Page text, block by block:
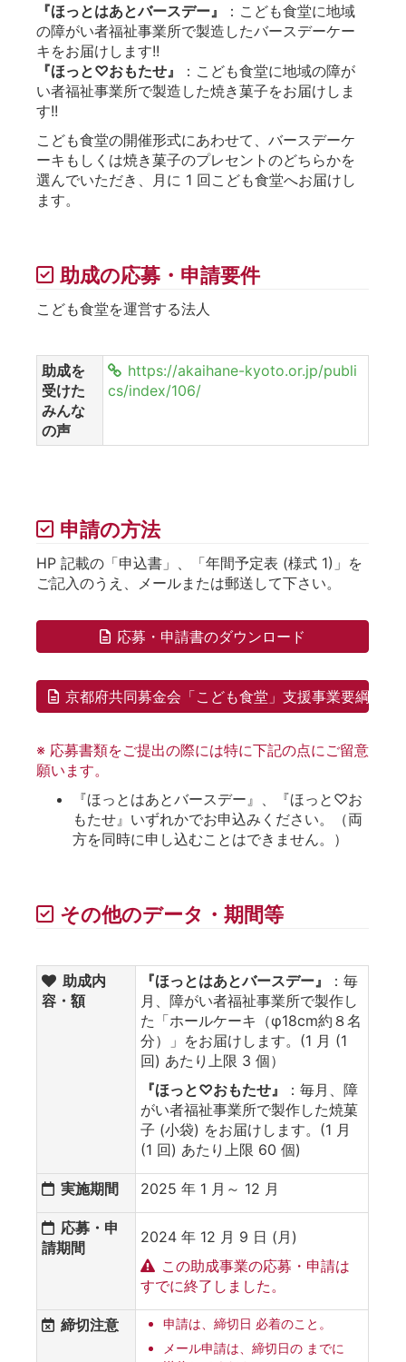
『ほっとはあとバースデー』
：こども食堂に地域
の障がい者福祉事業所で製造したバースデーケー
キをお届けします!!
『ほっと♡おもたせ』
：こども食堂に地域の障が
い者福祉事業所で製造した焼き菓子をお届けしま
す!!
こども食堂の開催形式にあわせて、バースデーケ
ーキもしくは焼き菓子のプレセントのどちらかを
選んでいただき、月に 1 回こども食堂へお届けし
ます。
助成の応募・申請要件
こども食堂を運営する法人
助成を
受けた
みんな
の声
https://akaihane-kyoto.or.jp/publi
cs/index/106/
申請の方法
HP 記載の「申込書」、「年間予定表 (様式 1)」を
ご記入のうえ、メールまたは郵送して下さい。
応募・申請書のダウンロード
京都府共同募金会「こども食堂」支援事業要綱のダ
※ 応募書類をご提出の際には特に下記の点にご留意
願います。
『ほっとはあとバースデー』、『ほっと♡お
もたせ』いずれかでお申込みください。（両
方を同時に申し込むことはできません。）
その他のデータ・期間等
助成内
容・額
『ほっとはあとバースデー』
：毎
月、障がい者福祉事業所で製作し
た「ホールケーキ（φ18cm約８名
分）」をお届けします。(1 月 (1
回) あたり上限 3 個）
『ほっと♡おもたせ』
：毎月、障
がい者福祉事業所で製作した焼菓
子 (小袋) をお届けします。(1 月
(1 回) あたり上限 60 個)
実施期間 2025 年 1 月～ 12 月
応募・申
請期間
2024 年 12 月 9 日 (月)
この助成事業の応募・申請は
すでに終了しました。
締切注意
申請は、締切日 必着のこと。
メール申請は、締切日の までに